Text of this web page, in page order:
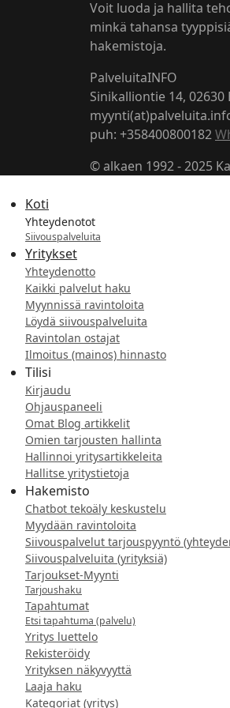
Voit luoda ja hallita
minkä tahansa
hakemistoja.
PalveluitaINFO
Sinikalliontie 14, 02630
puh: +358400800182
© alkaen 1992 - 2025
Koti
Yhteydenotot
Siivouspalveluita
Yritykset
Yhteydenotto
Kaikki palvelut haku
Myynnissä ravintoloita
Löydä siivouspalveluita
Ravintolan ostajat
Ilmoitus (mainos) hinnasto
Tilisi
Kirjaudu
Ohjauspaneeli
Omat Blog artikkelit
Omien tarjousten hallinta
Hallinnoi yritysartikkeleita
Hallitse yritystietoja
Hakemisto
Chatbot tekoäly keskustelu
Myydään ravintoloita
Siivouspalvelut tarjouspyyntö
Siivouspalveluita (yrityksiä)
Tarjoukset-Myynti
Tarjoushaku
Tapahtumat
Etsi tapahtuma (palvelu)
Yritys luettelo
Rekisteröidy
Yrityksen näkyvyyttä
Laaja haku
Kategoriat (yritys)